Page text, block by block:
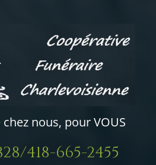
nous, pour VOUS
418-665-2455